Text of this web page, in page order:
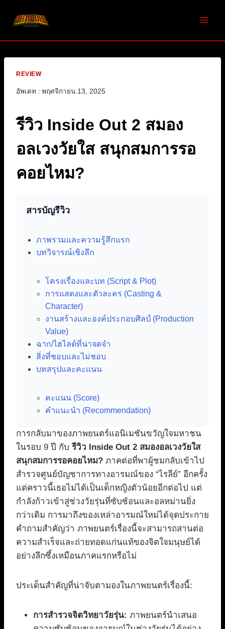
REVIEW
อัพเดท : พฤศจิกายน 13, 2025
รีวิว Inside Out 2 สมอง
อลเวงวัยใส สนุกสมการรอ
คอยไหม?
สารบัญรีวิว
ภาพรวมและความรู้สึกแรก
บทวิจารณ์เชิงลึก
โครงเรื่องและบท (Script & Plot)
การแสดงและตัวละคร (Casting &
Character)
งานสร้างและองค์ประกอบศิลป์ (Production
Value)
ฉาก/ไฮไลต์ที่น่าจดจำ
สิ่งที่ชอบและไม่ชอบ
บทสรุปและคะแนน
คะแนน (Score)
คำแนะนำ (Recommendation)
การกลับมาของภาพยนตร์แอนิเมชันขวัญใจมหาชน
ในรอบ 9 ปี กับรีวิว Inside Out 2 สมองอลเวงวัยใส
สนุกสมการรอคอยไหม? ภาคต่อที่พาผู้ชมกลับเข้าไป
สำรวจศูนย์บัญชาการทางอารมณ์ของ “ไรลีย์” อีกครั้ง
แต่คราวนี้เธอไม่ได้เป็นเด็กหญิงตัวน้อยอีกต่อไป แต่
กำลังก้าวเข้าสู่ช่วงวัยรุ่นที่ซับซ้อนและอลหม่านยิ่ง
กว่าเดิม การมาถึงของเหล่าอารมณ์ใหม่ได้จุดประกาย
คำถามสำคัญว่า ภาพยนตร์เรื่องนี้จะสามารถสานต่อ
ความสำเร็จและถ่ายทอดแก่นแท้ของจิตใจมนุษย์ได้
อย่างลึกซึ้งเหมือนภาคแรกหรือไม่
ประเด็นสำคัญที่น่าจับตามองในภาพยนตร์เรื่องนี้:
การสำรวจจิตวิทยาวัยรุ่น: ภาพยนตร์นำเสนอ